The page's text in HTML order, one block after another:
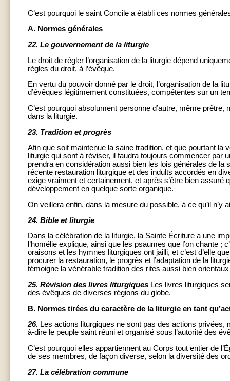
C’est pourquoi le saint Concile a établi ces normes
A. Normes générales
22. Le gouvernement de la liturgie
Le droit de régler l’organisation de la liturgie dépend
règles du droit, à l’évêque.
En vertu du pouvoir donné par le droit, l’organisation de la
d’évêques légitimement constituées, compétentes sur un
C’est pourquoi absolument personne d’autre, même
dans la liturgie.
23. Tradition et progrès
Afin que soit maintenue la saine tradition, et que pourtant
liturgie qui sont à réviser, il faudra toujours commencer par
prendra en considération aussi bien les lois générales de la
récente restauration liturgique et des indults accordés en
exige vraiment et certainement, et après s’être bien
développement en quelque sorte organique.
On veillera enfin, dans la mesure du possible, à ce qu’il
24. Bible et liturgie
Dans la célébration de la liturgie, la Sainte Écriture a une
l’homélie explique, ainsi que les psaumes que l’on chante
oraisons et les hymnes liturgiques ont jailli, et c’est d’elle
procurer la restauration, le progrès et l’adaptation de la
témoigne la vénérable tradition des rites aussi bien orientaux
25. Révision des livres liturgiques Les livres liturgiques
des évêques de diverses régions du globe.
B. Normes tirées du caractère de la liturgie en tant
26. Les actions liturgiques ne sont pas des actions privées,
à-dire le peuple saint réuni et organisé sous l’autorité des
C’est pourquoi elles appartiennent au Corps tout entier de
de ses membres, de façon diverse, selon la diversité des
27. La célébration commune